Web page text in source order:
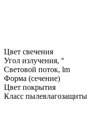
Цвет свечения
Угол излучения, °
Световой поток, lm
Форма (сечение)
Цвет покрытия
Класс пылевлагозащиты